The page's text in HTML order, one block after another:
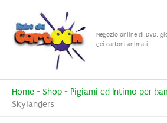
contenuto
Negozio online di DVD,
dei cartoni animati
Home - Shop - Pigiami ed Intimo per
Skylanders